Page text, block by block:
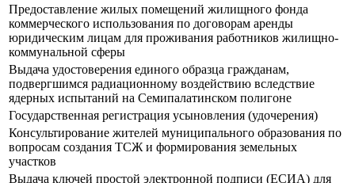
Предоставление жилых помещений жилищного фонда
коммерческого использования по договорам аренды
юридическим лицам для проживания работников жилищно-
коммунальной сферы
Выдача удостоверения единого образца гражданам,
подвергшимся радиационному воздействию вследствие
ядерных испытаний на Семипалатинском полигоне
Государственная регистрация усыновления (удочерения)
Консультирование жителей муниципального образования по
вопросам создания ТСЖ и формирования земельных
участков
Выдача ключей простой электронной подписи (ЕСИА) для